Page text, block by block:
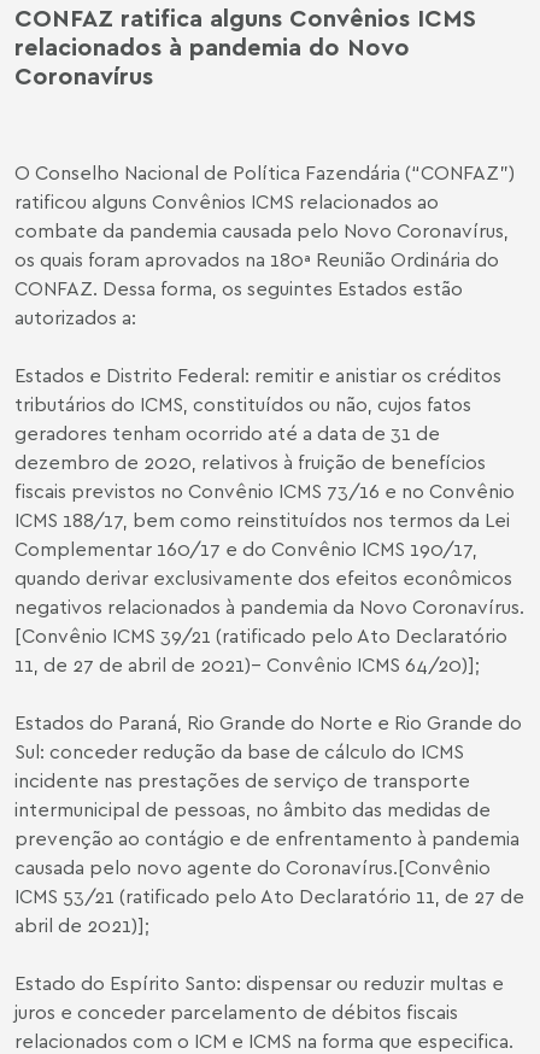
CONFAZ ratifica alguns Convênios ICMS
relacionados à pandemia do Novo
Coronavírus
O Conselho Nacional de Política Fazendária (“CONFAZ”)
ratificou alguns Convênios ICMS relacionados ao
combate da pandemia causada pelo Novo Coronavírus,
os quais foram aprovados na 180ª Reunião Ordinária do
CONFAZ. Dessa forma, os seguintes Estados estão
autorizados a:
Estados e Distrito Federal: remitir e anistiar os créditos
tributários do ICMS, constituídos ou não, cujos fatos
geradores tenham ocorrido até a data de 31 de
dezembro de 2020, relativos à fruição de benefícios
fiscais previstos no Convênio ICMS 73/16 e no Convênio
ICMS 188/17, bem como reinstituídos nos termos da Lei
Complementar 160/17 e do Convênio ICMS 190/17,
quando derivar exclusivamente dos efeitos econômicos
negativos relacionados à pandemia da Novo Coronavírus.
[Convênio ICMS 39/21 (ratificado pelo Ato Declaratório
11, de 27 de abril de 2021)– Convênio ICMS 64/20)];
Estados do Paraná, Rio Grande do Norte e Rio Grande do
Sul: conceder redução da base de cálculo do ICMS
incidente nas prestações de serviço de transporte
intermunicipal de pessoas, no âmbito das medidas de
prevenção ao contágio e de enfrentamento à pandemia
causada pelo novo agente do Coronavírus.[Convênio
ICMS 53/21 (ratificado pelo Ato Declaratório 11, de 27 de
abril de 2021)];
Estado do Espírito Santo: dispensar ou reduzir multas e
juros e conceder parcelamento de débitos fiscais
relacionados com o ICM e ICMS na forma que especifica.